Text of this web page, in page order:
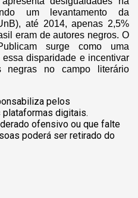
um levantamento da
até 2014, apenas 2,5%
eram de autores negros. O
surge como uma
disparidade e incentivar
negras no campo literário
pelos
digitais.
ofensivo ou que falte
poderá ser retirado do